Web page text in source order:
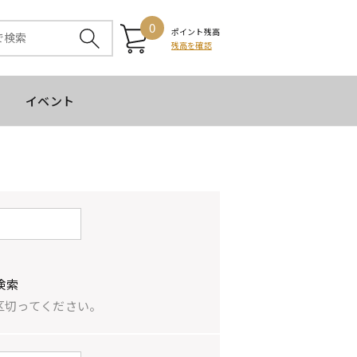
0
ポイント残高
残高を確認
イベント
索
ってください。